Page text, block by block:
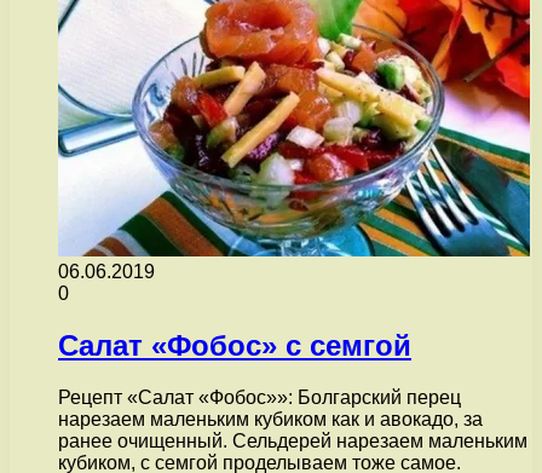
06.06.2019
0
Салат «Фобос» с семгой
Рецепт «Салат «Фобос»»: Болгарский перец
нарезаем маленьким кубиком как и авокадо, за
ранее очищенный. Сельдерей нарезаем маленьким
кубиком, с семгой проделываем тоже самое.